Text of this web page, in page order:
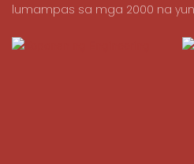
lumampas sa mga 2000 na